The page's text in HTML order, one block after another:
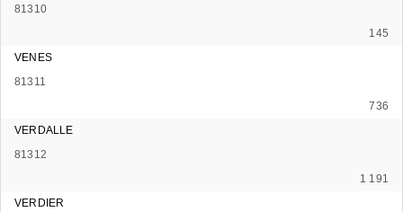
81310
145
VENES
81311
736
VERDALLE
81312
1 191
VERDIER